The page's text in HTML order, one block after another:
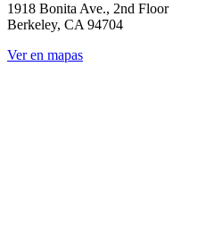
1918 Bonita Ave., 2nd Floor
Berkeley, CA 94704
Ver en mapas